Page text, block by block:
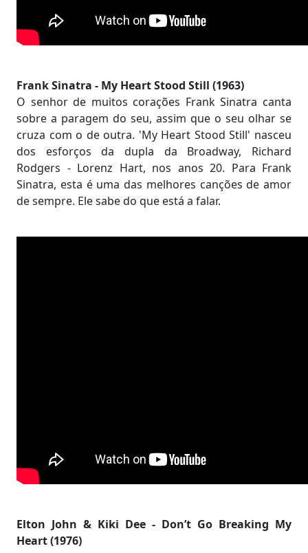
Frank Sinatra - My Heart Stood Still (1963)
O senhor de muitos corações Frank Sinatra canta
sobre a paragem do seu, assim que o seu olhar se
cruza com o de outra. 'My Heart Stood Still' nasceu
dos esforços da dupla da Broadway, Richard
Rodgers - Lorenz Hart, nos anos 20. Para Frank
Sinatra, esta é uma das melhores canções de amor
de sempre. Ele sabe do que está a falar.
Elton John & Kiki Dee - Don’t Go Breaking My
Heart (1976)